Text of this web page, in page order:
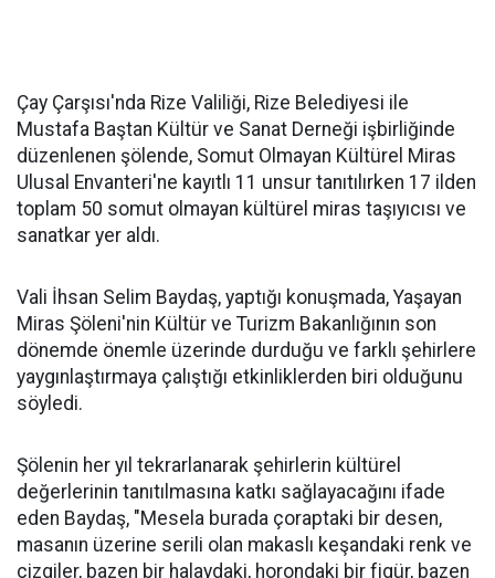
Çay Çarşısı'nda Rize Valiliği, Rize Belediyesi ile
Mustafa Baştan Kültür ve Sanat Derneği işbirliğinde
düzenlenen şölende, Somut Olmayan Kültürel Miras
Ulusal Envanteri'ne kayıtlı 11 unsur tanıtılırken 17 ilden
toplam 50 somut olmayan kültürel miras taşıyıcısı ve
sanatkar yer aldı.
Vali İhsan Selim Baydaş, yaptığı konuşmada, Yaşayan
Miras Şöleni'nin Kültür ve Turizm Bakanlığının son
dönemde önemle üzerinde durduğu ve farklı şehirlere
yaygınlaştırmaya çalıştığı etkinliklerden biri olduğunu
söyledi.
Şölenin her yıl tekrarlanarak şehirlerin kültürel
değerlerinin tanıtılmasına katkı sağlayacağını ifade
eden Baydaş, "Mesela burada çoraptaki bir desen,
masanın üzerine serili olan makaslı keşandaki renk ve
çizgiler, bazen bir halaydaki, horondaki bir figür, bazen